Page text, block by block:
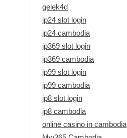
gelek4d
jp24 slot login
jp24 cambodia
jp369 slot login
jp369 cambodia
jp99 slot login
jp99 cambodia
jp8 slot login
jp8 cambodia
online casino in cambodia